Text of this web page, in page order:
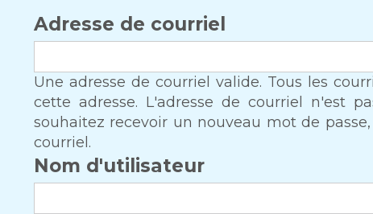
Adresse de courriel
Une adresse de courriel valide. Tous les
cette adresse. L'adresse de courriel n'est
souhaitez recevoir un nouveau mot de
courriel.
Nom d'utilisateur